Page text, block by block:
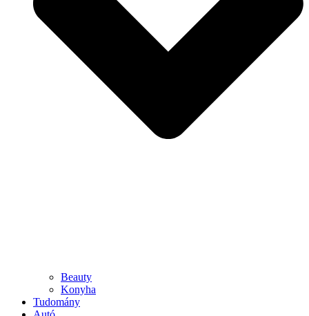
Beauty
Konyha
Tudomány